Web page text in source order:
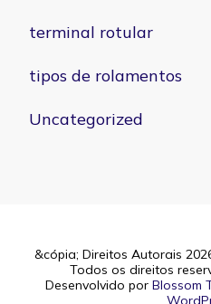
terminal rotular
tipos de rolamentos
Uncategorized
&cópia; Direitos Autorais
Todos os direitos
Desenvolvido por Blossom